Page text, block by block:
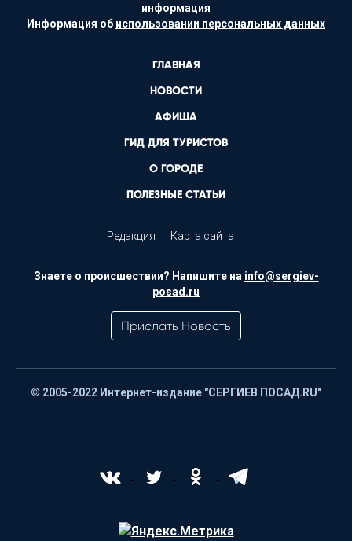
информация
Информация об использовании персональных данных
ГЛАВНАЯ
НОВОСТИ
АФИША
ГИД ДЛЯ ТУРИСТОВ
О ГОРОДЕ
ПОЛЕЗНЫЕ СТАТЬИ
Редакция Карта сайта
Знаете о происшествии? Напишите на info@sergiev-
posad.ru
Прислать Новость
© 2005-2022 Интернет-издание "СЕРГИЕВ ПОСАД.RU"